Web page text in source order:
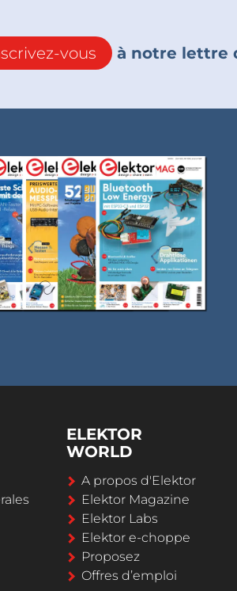
vous à notre lettre
ELEKTOR
WORLD
A propos d'Elektor
Elektor Magazine
Elektor Labs
Elektor e-choppe
Proposez
Offres d’emploi